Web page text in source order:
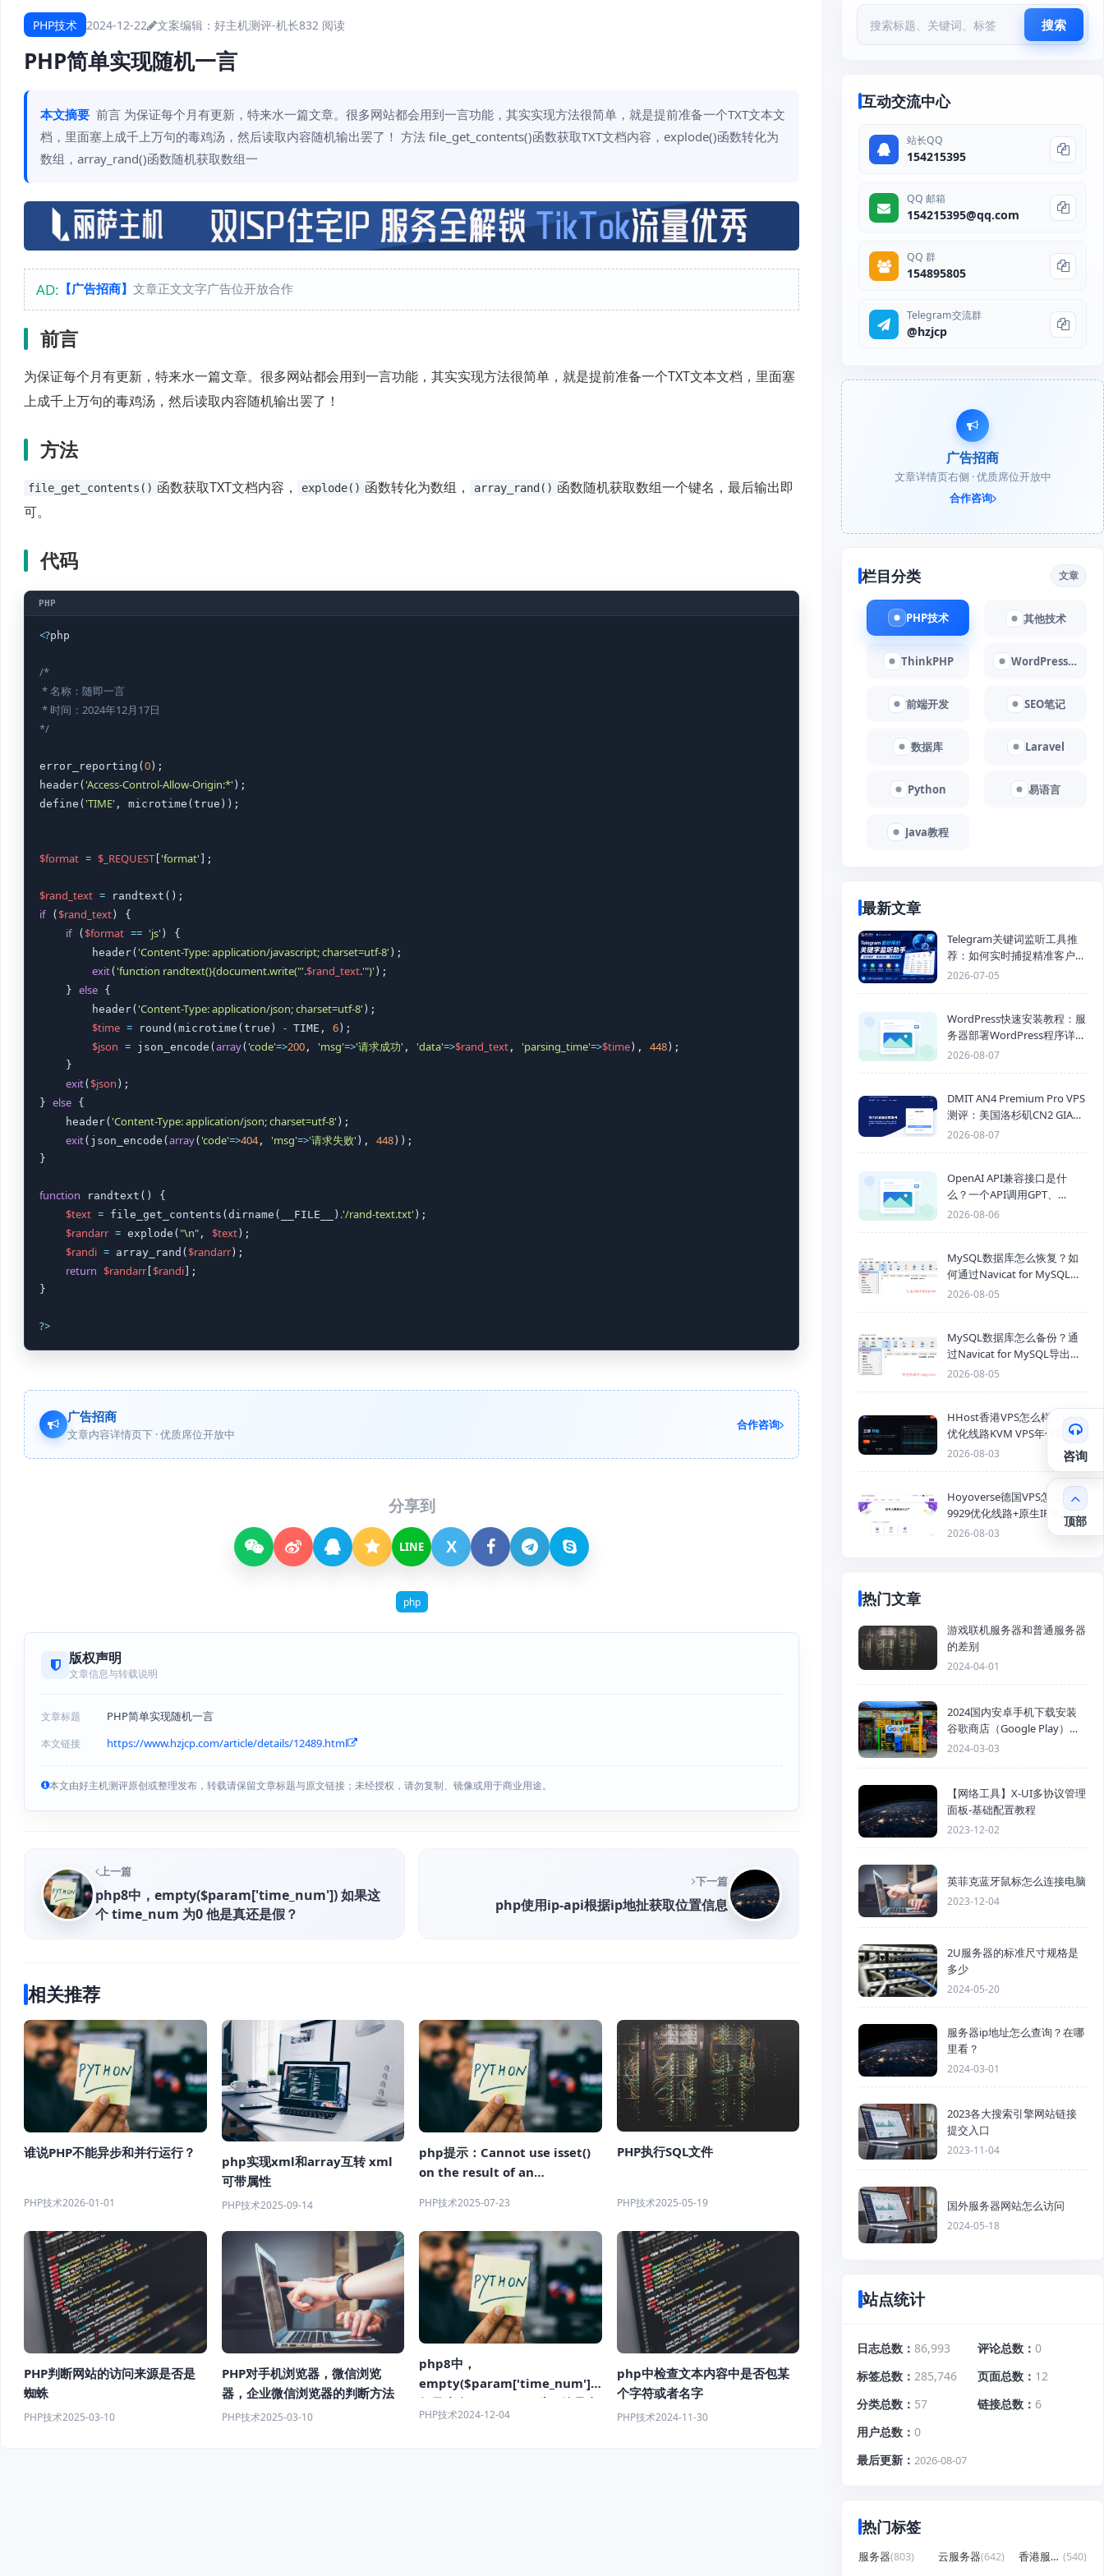
PHP技术 2024-12-22 文案编辑：好主机测评-机长832 阅读
PHP简单实现随机一言
本文摘要 前言 为保证每个月有更新，特来水一篇文章。很多网站都会用到一言功能，其实实现方法很简单，就是提前准备一个TXT文本文
档，里面塞上成千上万句的毒鸡汤，然后读取内容随机输出罢了！ 方法 file_get_contents()函数获取TXT文档内容，explode()函数转化为
数组，array_rand()函数随机获取数组一
AD: 【广告招商】 文章正文文字广告位开放合作
前言
为保证每个月有更新，特来水一篇文章。很多网站都会用到一言功能，其实实现方法很简单，就是提前准备一个TXT文本文档，里面塞
上成千上万句的毒鸡汤，然后读取内容随机输出罢了！
方法
file_get_contents() 函数获取TXT文档内容， explode() 函数转化为数组， array_rand() 函数随机获取数组一个键名，最后输出即
可。
代码
<?php
/*
* 名称：随即一言
* 时间：2024年12月17日
*/
error_reporting( 0 );
header( 'Access-Control-Allow-Origin:*' );
define( 'TIME' , microtime(true));
$format = $_REQUEST 'format' ];
$rand_text =
if ( $rand_text ) {
if ( $format == 'js' ) {
        header(
'Content-Type: application/javascript; charset=utf-8' );
exit( 'function randtext(){document.write("'.$rand_text.'")' );
    }
else {
        header(
'Content-Type: application/json; charset=utf-8' );
$time = round(microtime(true) - TIME, 6 );
$json = json_encode( array( 'code'=>200 , 'msg'=>'请求成功' , 'data'=>$rand_text , 'parsing_time'=>$time ), 448 );
    }
exit( $json );
} else {
    header(
'Content-Type: application/json; charset=utf-8' );
exit(json_encode( array( 'code'=>404, 'msg'=>'请求失败' ), 448 ));
}
function randtext() {
$text = file_get_contents(dirname(__FILE__) .'/rand-text.txt' );
$randarr = explode( "\n" , $text );
$randi = array_rand( $randarr );
return $randarr $randi ];
}
?>
广告招商
文章内容详情页下 · 优质席位开放中
合作咨询
分享到
LINE X
php
版权声明
文章信息与转载说明
文章标题 PHP简单实现随机一言
本文链接 https://www.hzjcp.com/article/details/12489.html
本文由好主机测评原创或整理发布，转载请保留文章标题与原文链接；未经授权，请勿复制、镜像或用于商业用途。
上一篇
php8中，empty($param['time_num']) 如果这
个 time_num 为0 他是真还是假？
下一篇
php使用ip-api根据ip地扯获取位置信息
相关推荐
谁说PHP不能异步和并行运行？
PHP技术2026-01-01
php实现xml和array互转 xml
可带属性
PHP技术2025-09-14
php提示：Cannot use isset()
on the result of an
!== expression" instead)
PHP技术2025-07-23
PHP执行SQL文件
PHP技术2025-05-19
PHP判断网站的访问来源是否是
蜘蛛
PHP技术2025-03-10
PHP对手机浏览器，微信浏览
器，企业微信浏览器的判断方法
PHP技术2025-03-10
php8中，
empty($param['time_num'])
如果这个 time_num 为0 他是真
还是假？
PHP技术2024-12-04
php中检查文本内容中是否包某
个字符或者名字
PHP技术2024-11-30
搜索
互动交流中心
站长QQ
154215395
QQ 邮箱
154215395@qq.com
QQ 群
154895805
Telegram交流群
@hzjcp
广告招商
文章详情页右侧 · 优质席位开放中
合作咨询
栏目分类 文章
PHP技术 其他技术
ThinkPHP WordPress教程
前端开发 SEO笔记
数据库 Laravel
Python 易语言
Java教程
最新文章
Telegram关键词监听工具推
荐：如何实时捕捉精准客户，
提高获客效率？
2026-07-05
WordPress快速安装教程：服
务器部署WordPress程序详细
步骤
2026-08-07
DMIT AN4 Premium Pro VPS
测评：美国洛杉矶CN2 GIA三
网优化线路性能测试
2026-08-07
OpenAI API兼容接口是什
么？一个API调用GPT、
Claude、Gemini、DeepSeek
2026-08-06
MySQL数据库怎么恢复？如
何通过Navicat for MySQL导
入SQL备份文件
2026-08-05
MySQL数据库怎么备份？通
过Navicat for MySQL导出
Mysql数据库为SQL格式备份
2026-08-05
HHost香港VPS怎么样？CMI
优化线路KVM VPS年付$25
起，4GB内存优惠套餐
2026-08-03
Hoyoverse德国VPS怎么样？
9929优化线路+原生IP德国
KVM VPS推荐
2026-08-03
热门文章
游戏联机服务器和普通服务器
的差别
2024-04-01
2024国内安卓手机下载安装
谷歌商店（Google Play）详
细步骤
2024-03-03
【网络工具】X-UI多协议管理
面板-基础配置教程
2023-12-02
英菲克蓝牙鼠标怎么连接电脑
2023-12-04
2U服务器的标准尺寸规格是
多少
2024-05-20
服务器ip地址怎么查询？在哪
里看？
2024-03-01
2023各大搜索引擎网站链接
提交入口
2023-11-04
国外服务器网站怎么访问
2024-05-18
站点统计
日志总数 86,993 评论总数
0
标签总数
285,746 页面总数
12
分类总数
57 链接总数
6
用户总数
0
最后更新
2026-08-07
热门标签
服务器(803) 云服务器(642) 香港服务器 (540)
咨询
顶部